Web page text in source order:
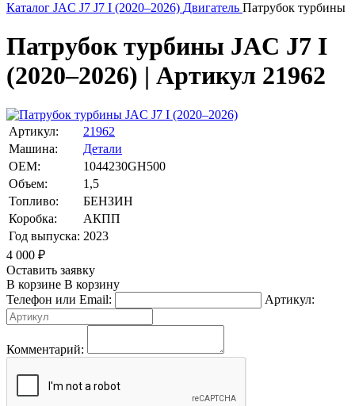
Каталог JAC J7 J7 I (2020–2026) Двигатель Патрубок турбины
Патрубок турбины JAC J7 I
(2020–2026) | Артикул 21962
Артикул:
21962
Машина:
Детали
OEM:
1044230GH500
Объем:
1,5
Топливо:
БЕНЗИН
Коробка:
АКПП
Год выпуска: 2023
4 000 ₽
Оставить заявку
В корзине В корзину
Телефон или Email:
Артикул:
Комментарий: